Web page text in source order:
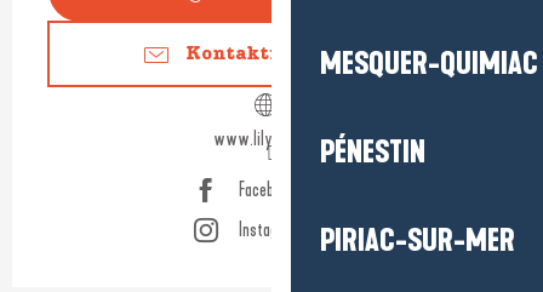
MESQUER-QUIMIAC
PÉNESTIN
PIRIAC-SUR-MER
Kontaktieren Sie uns
www.lilyenvrac.fr
Facebook Seite
Instagram Seite